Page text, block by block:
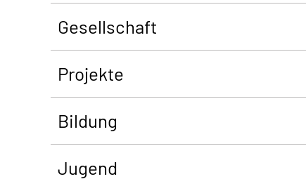
Gesellschaft
Projekte
Bildung
Jugend